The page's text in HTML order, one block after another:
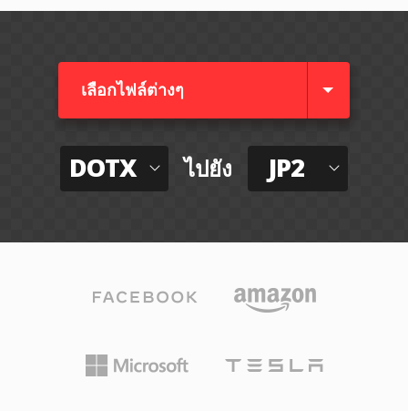
เลือกไฟล์ต่างๆ​
DOTX ไปยัง JP2